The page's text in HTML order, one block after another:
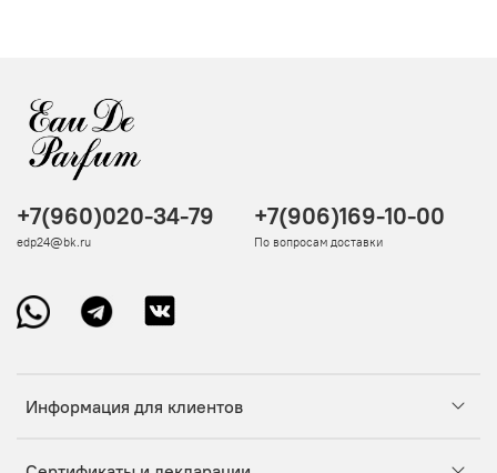
Информация для клиентов
+7(960)020-34-79
edp24@bk.ru
+7(906)169-10-00
По вопросам доставки